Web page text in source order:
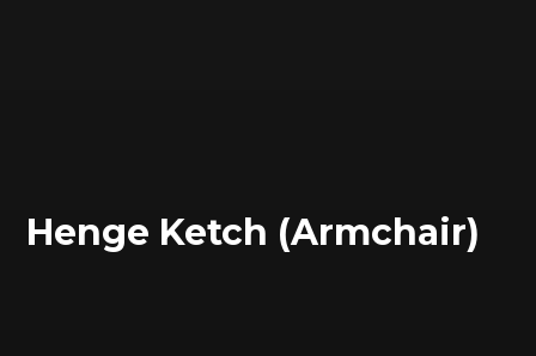
Henge Ketch (Armchair)